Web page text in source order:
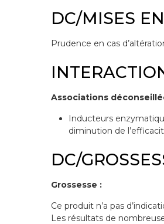
DC/MISES
Prudence en cas
Associations
Inducteurs
diminution de
DC/
Grossesse :
Ce produit n’a pas
Les résultats de